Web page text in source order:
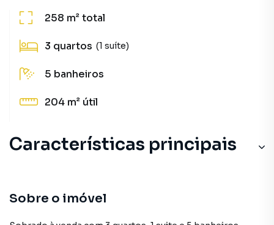
258 m²total
3 quartos (1 suíte)
5 banheiros
204 m² útil
Características principais
Sobre o imóvel